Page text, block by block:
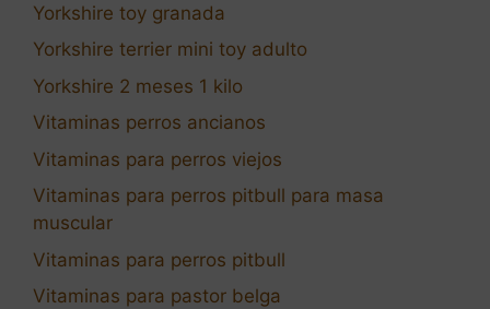
Yorkshire toy granada
Yorkshire terrier mini toy adulto
Yorkshire 2 meses 1 kilo
Vitaminas perros ancianos
Vitaminas para perros viejos
Vitaminas para perros pitbull para masa
muscular
Vitaminas para perros pitbull
Vitaminas para pastor belga